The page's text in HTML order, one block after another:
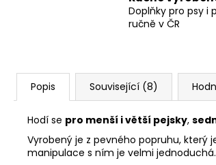
Doplňky pro psy i
ručně v ČR
Popis Související (8)
Hodí se pro menší i větší pejsky,
Vyrobený je z pevného popruhu, který
manipulace s ním je velmi jednoduchá.